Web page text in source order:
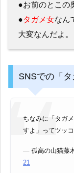
●お前のとこの
●タガメ女なん
大変なんだよ。
SNSでの「
ちなみに「タガ
すよ」ってツッ
— 孤高の山猫藤
21